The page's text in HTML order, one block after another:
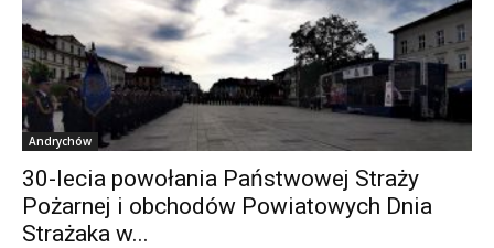
Andrychów
30-lecia powołania Państwowej Straży
Pożarnej i obchodów Powiatowych Dnia
Strażaka w...